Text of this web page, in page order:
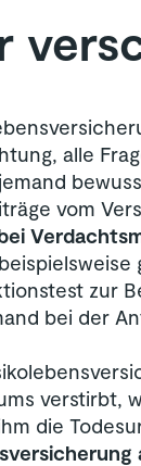
alle
vom
zur
bei der
verstirbt,
die